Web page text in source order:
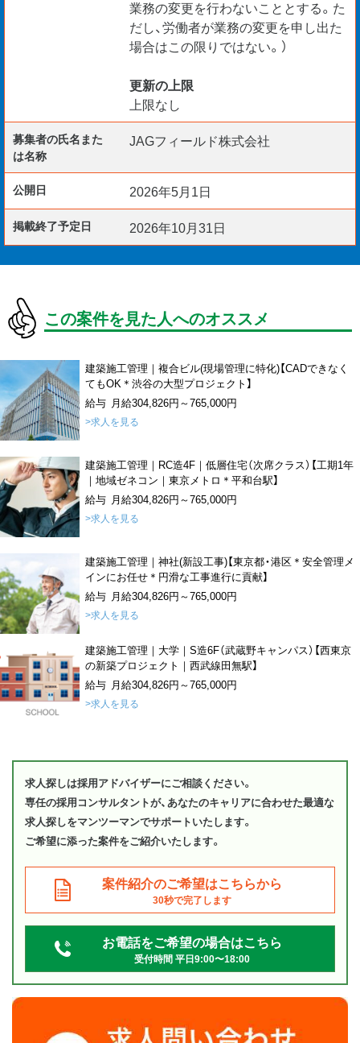
業務の変更を行わないこととする。た
だし、労働者が業務の変更を申し出た
場合はこの限りではない。）
更新の上限
上限なし
募集者の氏名また
は名称
JAGフィールド株式会社
公開日 2026年5月1日
掲載終了予定日 2026年10月31日
この案件を見た人へのオススメ
建築施工管理｜複合ビル(現場管理に特化)【CADできなく
てもOK＊渋谷の大型プロジェクト】
給与 月給304,826円～765,000円
>求人を見る
建築施工管理｜RC造4F｜低層住宅（次席クラス）【工期1年
｜地域ゼネコン｜東京メトロ＊平和台駅】
給与 月給304,826円～765,000円
>求人を見る
建築施工管理｜神社(新設工事)【東京都・港区＊安全管理メ
インにお任せ＊円滑な工事進行に貢献】
給与 月給304,826円～765,000円
>求人を見る
建築施工管理｜大学｜S造6F（武蔵野キャンパス）【西東京
の新築プロジェクト｜西武線田無駅】
給与 月給304,826円～765,000円
>求人を見る
求人探しは採用アドバイザーにご相談ください。
専任の採用コンサルタントが、あなたのキャリアに合わせた最適な
求人探しをマンツーマンでサポートいたします。
ご希望に添った案件をご紹介いたします。
案件紹介のご希望はこちらから
30秒で完了します
お電話をご希望の場合はこちら
受付時間 平日9:00〜18:00